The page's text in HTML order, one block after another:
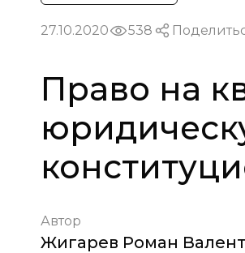
27.10.2020 538
Право на
Автор
Жигарев Роман